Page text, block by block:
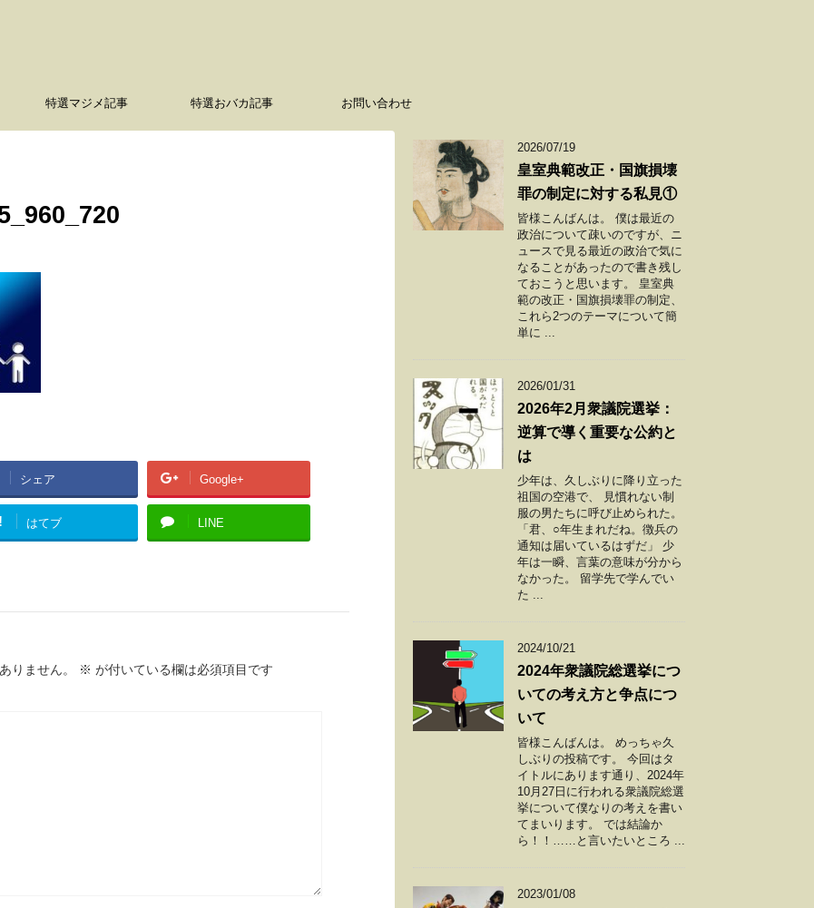
特選マジメ記事 特選おバカ記事 お問い合わせ
シェア Google+
はてブ LINE
りません。 ※ が付いている欄は必須項目です
2026/07/19
皇室典範改正・国旗損壊
罪の制定に対する私見①
皆様こんばんは。 僕は最近の
政治について疎いのですが、ニ
ュースで見る最近の政治で気に
なることがあったので書き残し
ておこうと思います。 皇室典
範の改正・国旗損壊罪の制定、
これら2つのテーマについて簡
単に ...
2026/01/31
2026年2月衆議院選挙：
逆算で導く重要な公約と
は
少年は、久しぶりに降り立った
祖国の空港で、 見慣れない制
服の男たちに呼び止められた。
「君、○年生まれだね。徴兵の
通知は届いているはずだ」 少
年は一瞬、言葉の意味が分から
なかった。 留学先で学んでい
た ...
2024/10/21
2024年衆議院総選挙につ
いての考え方と争点につ
いて
皆様こんばんは。 めっちゃ久
しぶりの投稿です。 今回はタ
イトルにあります通り、2024年
10月27日に行われる衆議院総選
挙について僕なりの考えを書い
てまいります。 では結論か
ら！！……と言いたいところ ...
2023/01/08